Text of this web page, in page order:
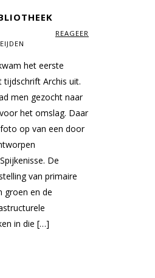
REAGEER
het eerste
tijdschrift Archis uit.
men gezocht naar
het omslag. Daar
op van een door
De
van primaire
groen en de
in die […]